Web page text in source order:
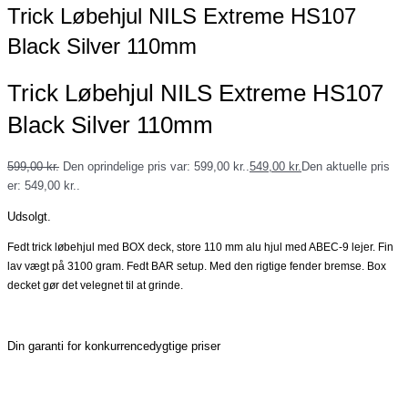
Trick Løbehjul NILS Extreme HS107
Black Silver 110mm
Trick Løbehjul NILS Extreme HS107
Black Silver 110mm
599,00kr. Den oprindelige pris var: 599,00 kr..549,00 kr. Den aktuelle pris
er: 549,00 kr..
Udsolgt.
Fedt trick løbehjul med BOX deck, store 110 mm alu hjul med ABEC-9 lejer. Fin
lav vægt på 3100 gram. Fedt BAR setup. Med den rigtige fender bremse. Box
decket gør det velegnet til at grinde.
Din garanti for konkurrencedygtige priser